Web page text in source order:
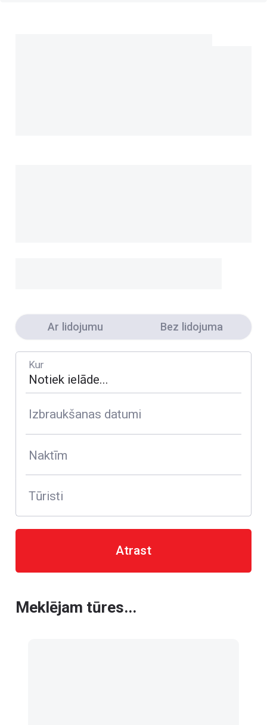
Ar lidojumu Bez lidojuma
Kur
Izbraukšanas datumi
Naktīm
Tūristi
Atrast
Meklējam tūres...